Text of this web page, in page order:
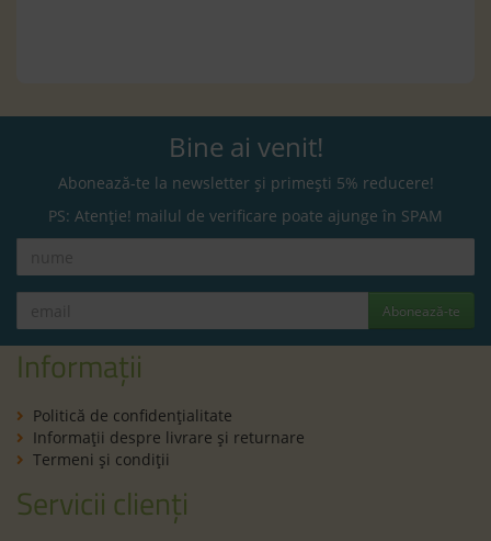
Bine ai venit!
Abonează-te la newsletter și primești 5% reducere!
PS: Atenție! mailul de verificare poate ajunge în SPAM
Abonează-te
Informații
Politică de confidenţialitate
Informaţii despre livrare și returnare
Termeni şi condiţii
Servicii clienți